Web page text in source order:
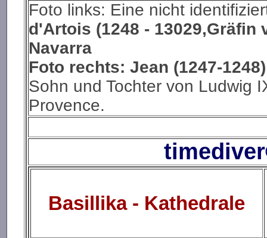
Foto links: Eine nicht
d'Artois (1248 -
Navarra
Foto rechts: Jean (1247-
Sohn und Tochter von Ludwig
Provence.
Basillika - Kathedrale